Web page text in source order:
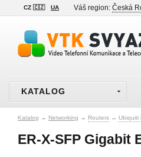
CZ 🇨🇿 UA Váš region: Česká
KATALOG
Katalog → Networking → Routers → Ubiquiti
ER‑X‑SFP